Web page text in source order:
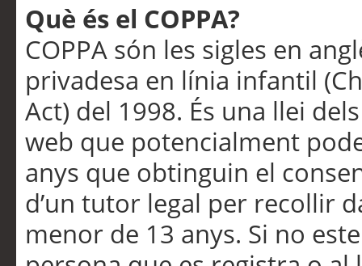
Què és el COPPA?
COPPA són les sigles en
privadesa en línia infantil
Act) del 1998. És una llei
web que potencialment
anys que obtinguin el
d’un tutor legal per recollir
menor de 13 anys. Si no